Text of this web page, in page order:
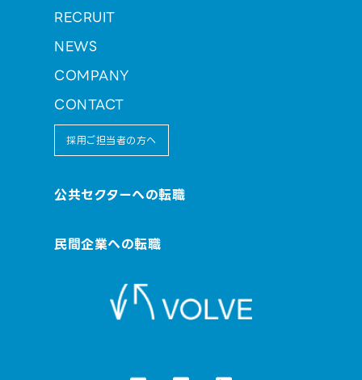
RECRUIT
NEWS
COMPANY
CONTACT
採用ご担当者の方へ
公共セクターへの転職
民間企業への転職